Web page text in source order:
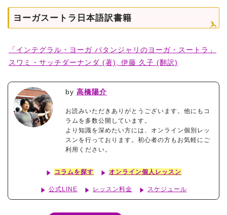
ヨーガスートラ日本語訳書籍
「インテグラル・ヨーガ パタンジャリのヨーガ・スートラ」
スワミ・サッチダーナンダ (著), 伊藤 久子 (翻訳)
by 高橋陽介
お読みいただきありがとうございます。他にもコ
ラムを多数公開しています。
より知識を深めたい方には、オンライン個別レッ
スンを行っております。初心者の方もお気軽にご
利用ください。
コラムを探す オンライン個人レッスン
公式LINE レッスン料金 スケジュール